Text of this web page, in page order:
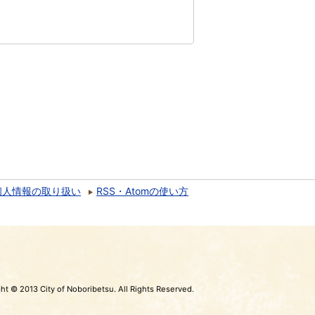
人情報の取り扱い
RSS・Atomの使い方
© 2013 City of Noboribetsu. All Rights Reserved.